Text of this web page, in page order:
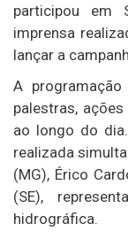
participou em
imprensa
lançar a
A
palestras,
ao longo do
realizada
(MG), Érico
(SE),
hidrográfica.